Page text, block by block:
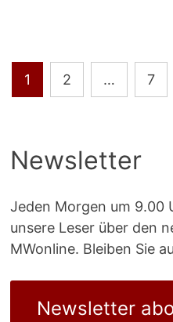
der
1 2 … 7
Newsletter
Jeden Morgen um 9.00
unsere Leser über den
MWonline. Bleiben Sie
Newsletter